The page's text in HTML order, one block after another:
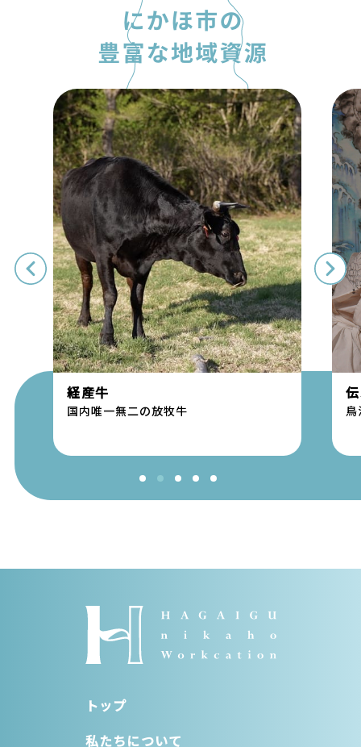
経産牛
国内唯一無二の放牧牛
トップ
私たちについて